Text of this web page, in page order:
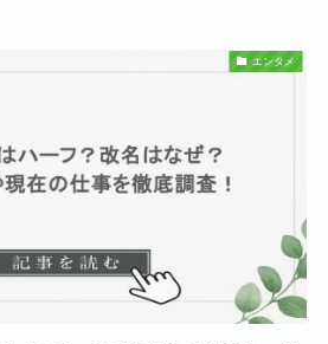
エンタメ